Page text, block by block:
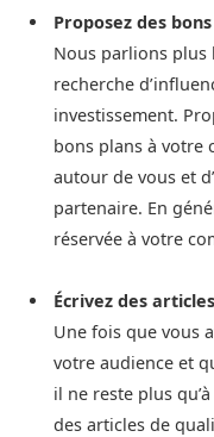
Proposez des
Nous parlions plus
recherche
investissement.
bons plans à votre
autour de vous et
partenaire. En
réservée à votre
Écrivez des
Une fois que vous
votre audience et
il ne reste plus
des articles de